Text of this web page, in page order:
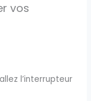
vos
l’interrupteur